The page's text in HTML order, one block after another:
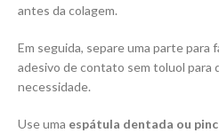
antes da colagem.
Em seguida, separe uma parte
adesivo de contato sem toluol para
necessidade.
Use uma espátula dentada ou